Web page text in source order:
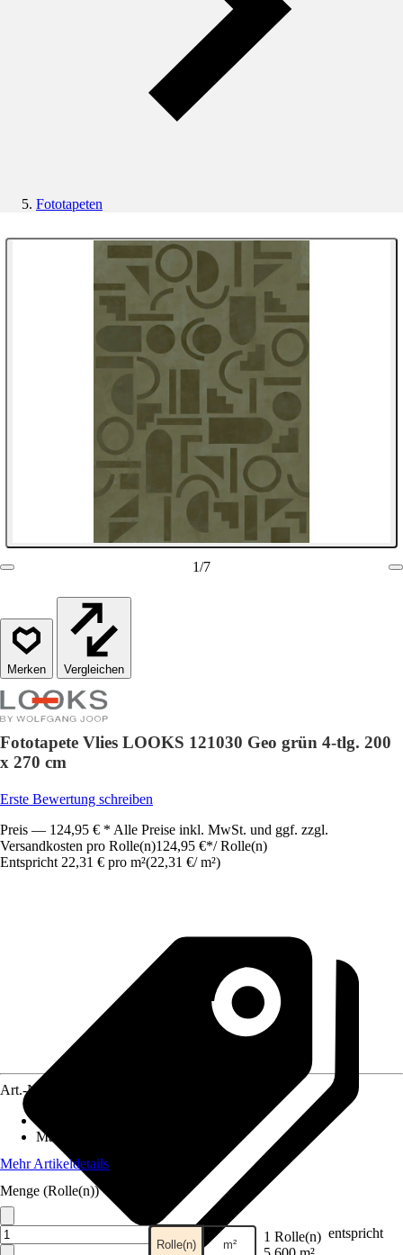
Fototapeten
1/7
Vergleichen
Fototapete Vlies LOOKS 121030 Geo grün 4-tlg. 200
x 270 cm
Erste Bewertung schreiben
Preis — 124,95 € * Alle Preise inkl. MwSt. und ggf. zzgl.
Versandkosten pro Rolle(n)124,95 €*/ Rolle(n)
Entspricht 22,31 € pro m²(22,31 €/ m²)
Art.-Nr.
Maße (BxH)
Mehr Artikeldetails
Menge (Rolle(n))
Rolle(n) m² 1 Rolle(n) entspricht